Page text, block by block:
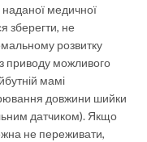
медичної
зберегти, не
розвитку
приводу можливого
мамі
довжини шийки
датчиком). Якщо
не переживати,